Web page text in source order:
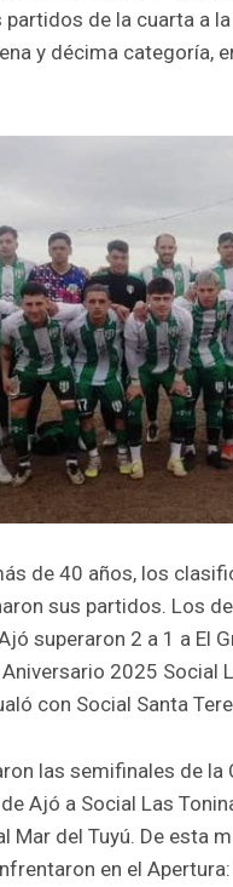
de la cuarta a
y décima categoría,
de 40 años, los
sus partidos. Los
superaron 2 a 1 a El
2025 Social
con Social Santa
las semifinales de la
Ajó a Social Las
Mar del Tuyú. De esta
en el